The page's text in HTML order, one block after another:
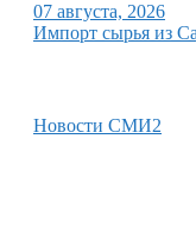
07 августа, 2026
Импорт сырья из
Новости СМИ2